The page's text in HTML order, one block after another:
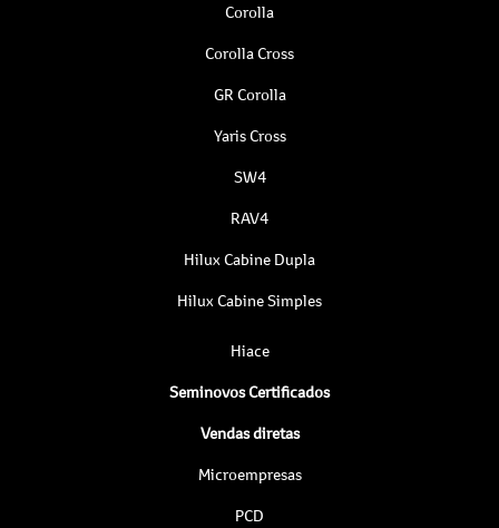
Corolla
Corolla Cross
GR Corolla
Yaris Cross
SW4
RAV4
Hilux Cabine Dupla
Hilux Cabine Simples
Hiace
Seminovos Certificados
Vendas diretas
Microempresas
PCD